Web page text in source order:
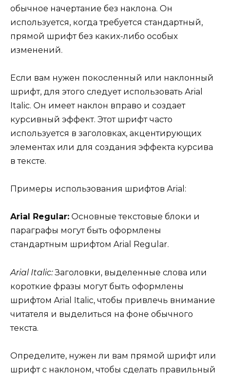
обычное начертание без наклона. Он
используется, когда требуется стандартный,
прямой шрифт без каких-либо особых
изменений.
Если вам нужен покосленный или наклонный
шрифт, для этого следует использовать Arial
Italic. Он имеет наклон вправо и создает
курсивный эффект. Этот шрифт часто
используется в заголовках, акцентирующих
элементах или для создания эффекта курсива
в тексте.
Примеры использования шрифтов Arial:
Arial Regular: Основные текстовые блоки и
параграфы могут быть оформлены
стандартным шрифтом Arial Regular.
Arial Italic:Заголовки, выделенные слова или
короткие фразы могут быть оформлены
шрифтом Arial Italic, чтобы привлечь внимание
читателя и выделиться на фоне обычного
текста.
Определите, нужен ли вам прямой шрифт или
шрифт с наклоном, чтобы сделать правильный